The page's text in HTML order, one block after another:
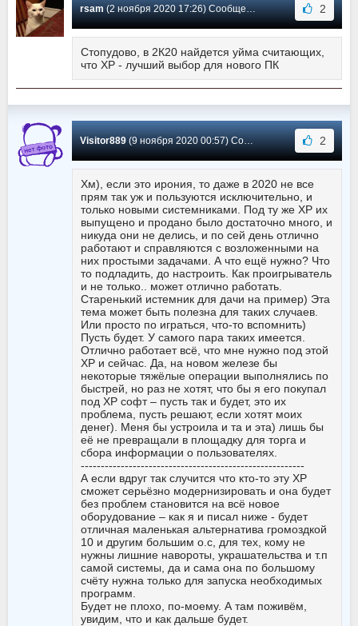
rsam(2 ноября 2020 17:26) Сообщение #2440 2
Стопудово, в 2К20 найдется уйма считающих,
что ХР - лучший выбор для нового ПК
Visitor889(9 ноября 2020 00:57) Сообщение #2439 2
Хм), если это ирония, то даже в 2020 не все
прям так уж и пользуются исключительно, и
только новыми системниками. Под ту же ХР их
выпущено и продано было достаточно много, и
никуда они не делись, и по сей день отлично
работают и справляются с возложенными на
них простыми задачами. А что ещё нужно? Что
то подладить, до настроить. Как проигрыватель
и не только.. может отлично работать.
Старенький истемник для дачи на пример) Эта
тема может быть полезна для таких случаев.
Или просто по играться, что-то вспомнить)
Пусть будет. У самого пара таких имеется.
Отлично работает всё, что мне нужно под этой
ХР и сейчас. Да, на новом железе бы
некоторые тяжёлые операции выполнялись по
быстрей, но раз не хотят, что бы я его покупал
под ХР софт – пусть так и будет, это их
проблема, пусть решают, если хотят моих
денег). Меня бы устроила и та и эта) лишь бы
её не превращали в площадку для торга и
сбора информации о пользователях.
--------------------------------------------------------
А если вдруг так случится что кто-то эту ХР
сможет серьёзно модернизировать и она будет
без проблем становится на всё новое
оборудование – как я и писал ниже - будет
отличная маленькая альтернатива громоздкой
10 и другим большим о.с, для тех, кому не
нужны лишние навороты, украшательства и т.п
самой системы, да и сама она по большому
счёту нужна только для запуска необходимых
программ.
Будет не плохо, по-моему. А там поживём,
увидим, что и как дальше будет.